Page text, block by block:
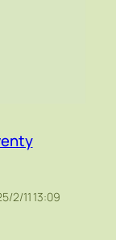
2/11 13:09